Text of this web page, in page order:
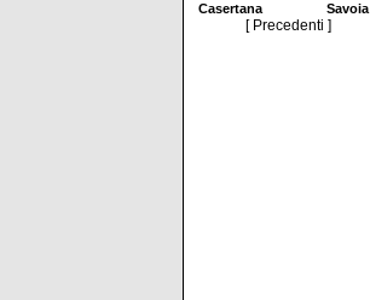
Casertana Savoia
[ Precedenti ]